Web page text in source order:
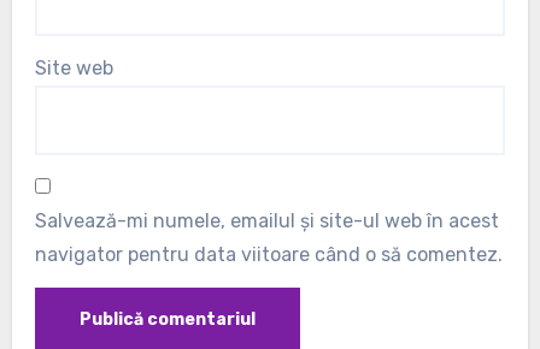
Site web
Salvează-mi numele, emailul și site-ul web în acest
navigator pentru data viitoare când o să comentez.